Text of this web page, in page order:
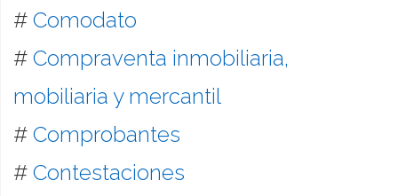
# Comodato
# Compraventa inmobiliaria,
mobiliaria y mercantil
# Comprobantes
# Contestaciones